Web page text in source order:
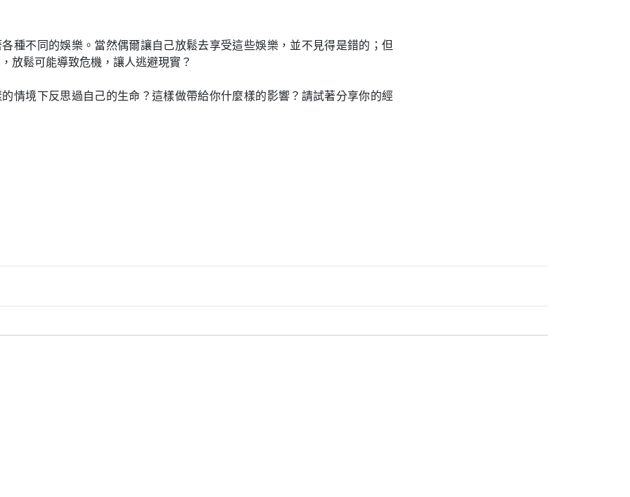
種不同的娛樂。當然偶爾讓自己放鬆去享受這些娛樂，並不見得是錯的；但
放鬆可能導致危機，讓人逃避現實？
情境下反思過自己的生命？這樣做帶給你什麼樣的影響？請試著分享你的經